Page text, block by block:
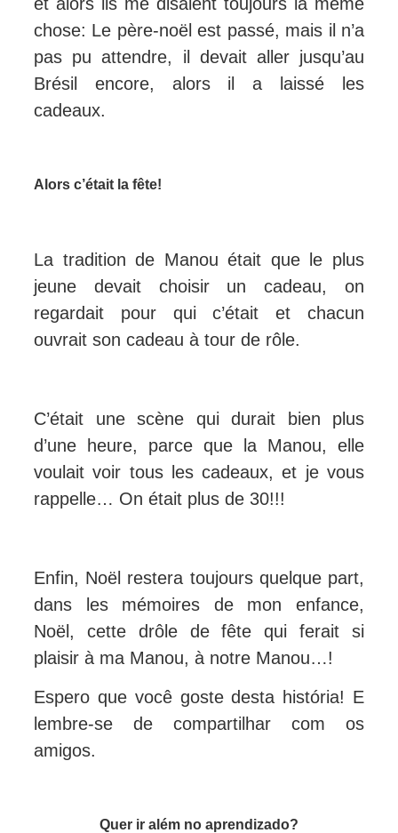
chose: Le père-noël est passé, mais il n’a
pas pu attendre, il devait aller jusqu’au
Brésil encore, alors il a laissé les
cadeaux.
Alors c’était la fête!
La tradition de Manou était que le plus
jeune devait choisir un cadeau, on
regardait pour qui c’était et chacun
ouvrait son cadeau à tour de rôle.
C’était une scène qui durait bien plus
d’une heure, parce que la Manou, elle
voulait voir tous les cadeaux, et je vous
rappelle… On était plus de 30!!!
Enfin, Noël restera toujours quelque part,
dans les mémoires de mon enfance,
Noël, cette drôle de fête qui ferait si
plaisir à ma Manou, à notre Manou…!
Espero que você goste desta história! E
lembre-se de compartilhar com os
amigos.
Quer ir além no aprendizado?